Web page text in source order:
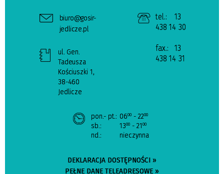
biuro@gosir-
jedlicze.pl
ul. Gen.
Tadeusza
Kościuszki 1,
38-460
Jedlicze
tel.:
13
438 14 30
fax.:
13
438 14 31
pon.- pt.: 0600 - 2200
sb.: 1300 - 21 00
nd.: nieczynna
DEKLARACJA DOSTĘPNOŚCI »
PEŁNE DANE TELEADRESOWE »